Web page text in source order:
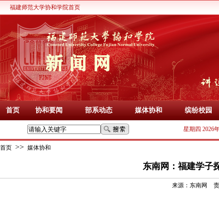
福建师范大学协和学院首页
首页 协和要闻 部系动态 媒体协和 缤纷校园
星期四 2026
首页 >> 媒体协和
东南网：福建学子
来源： 东南网